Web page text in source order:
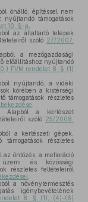
önálló, építéssel nem
nyújtandó támogatások
10. §-a
az állattartó telepek
szóló 27/2007.
a mezőgazdasági
előállításhoz nyújtandó
FVM rendelet 8. § (1)
nyújtandó, a vidéki
körében a kistérségi
támogatások részletes
Alapból a kertészet
szóló 25/2008.
a kertészeti gépek,
támogatások részletes
az öntözés, a melioráció
és közösségi
részletes feltételeiről
a növénytermesztés
igénybevételének
8. § (1), (4)–(6)